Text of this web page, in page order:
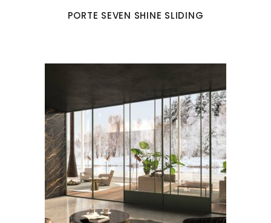
PORTE SEVEN SHINE SLIDING